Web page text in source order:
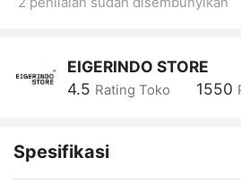
EIGERINDO STORE
4.5 Rating Toko 1550
Spesifikasi